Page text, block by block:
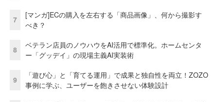
7
[マンガ]ECの購入を左右する「商品画像」、何から撮影す
べき？
8
ベテラン店員のノウハウをAI活用で標準化。ホームセンタ
ー「グッデイ」の現場主義AI実装術
9
「遊び心」と「育てる運用」で成果と独自性を両立！ZOZO
事例に学ぶ、ユーザーを飽きさせない体験設計